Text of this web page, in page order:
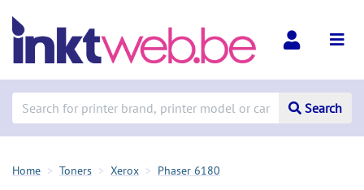
Search
Home Toners Xerox Phaser 6180